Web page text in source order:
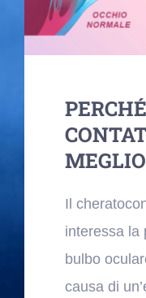
Il
interessa la
bulbo
causa di